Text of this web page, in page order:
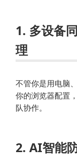
1. 多设备
理
不管你是用电脑
你的浏览器配置
队协作。
2. AI智能